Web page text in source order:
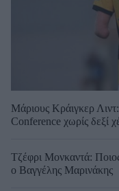
Μάριους Κράιγκερ
Conference χωρίς δεξί
Τζέφρι Μονκαντά:
ο Βαγγέλης Μαρινάκης